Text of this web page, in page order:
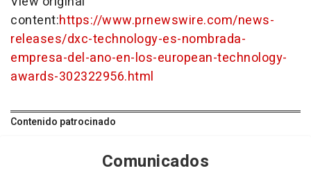
content:https://www.prnewswire.com/news-
releases/dxc-technology-es-nombrada-
empresa-del-ano-en-los-european-technology-
awards-302322956.html
Contenido patrocinado
Comunicados